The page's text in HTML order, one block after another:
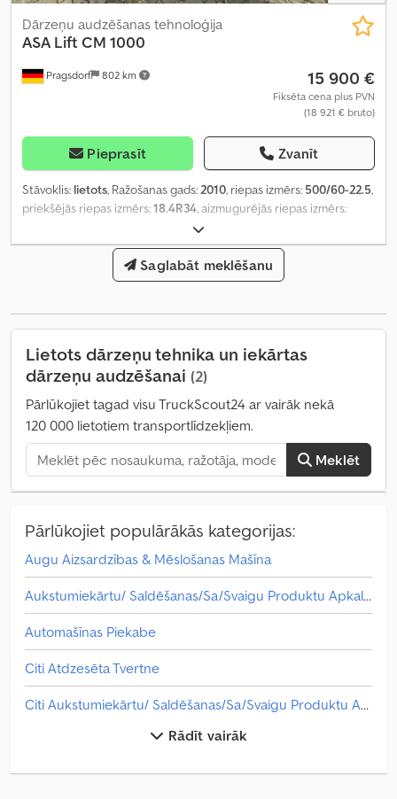
Pragsdorf 802 km
Dārzeņu audzēšanas tehnoloģija
ASA Lift CM 1000
15 900 €
Fiksēta cena plus PVN
(18 921 € bruto)
Pieprasīt Zvanīt
Stāvoklis: lietots, Ražošanas gads: 2010, riepas izmērs: 500/60-22.5,
priekšējās riepas izmērs:18.4R34 , aizmugurējās riepas izmērs:
Saglabāt meklēšanu
Lietots dārzeņu tehnika un iekārtas
dārzeņu audzēšanai (2)
Pārlūkojiet tagad visu TruckScout24 ar vairāk nekā
120 000 lietotiem transportlīdzekļiem.
Meklēt
Pārlūkojiet populārākās kategorijas:
Augu Aizsardzības & Mēslošanas Mašīna
Aukstumiekārtu/ Saldēšanas/Sa/Svaigu Produktu Apkalpošana
Automašīnas Piekabe
Citi Atdzesēta Tvertne
Citi Aukstumiekārtu/ Saldēšanas/Sa/Svaigu Produktu Apkalpošana
Citi Dzērienu Sagatavošana
Citi Dārzeņu Dārzkopība
Rādīt vairāk